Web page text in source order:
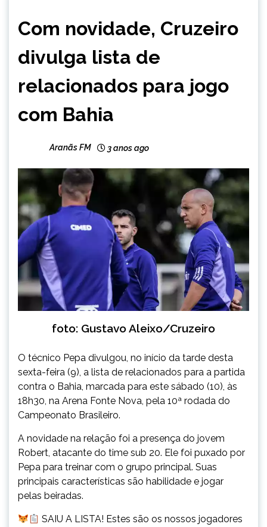
Com novidade, Cruzeiro
divulga lista de
relacionados para jogo
com Bahia
Aranãs FM 3 anos ago
foto: Gustavo Aleixo/Cruzeiro
O técnico Pepa divulgou, no início da tarde desta
sexta-feira (9), a lista de relacionados para a partida
contra o Bahia, marcada para este sábado (10), às
18h30, na Arena Fonte Nova, pela 10ª rodada do
Campeonato Brasileiro.
A novidade na relação foi a presença do jovem
Robert, atacante do time sub 20. Ele foi puxado por
Pepa para treinar com o grupo principal. Suas
principais características são habilidade e jogar
pelas beiradas.
SAIU A LISTA! Estes são os nossos jogadores